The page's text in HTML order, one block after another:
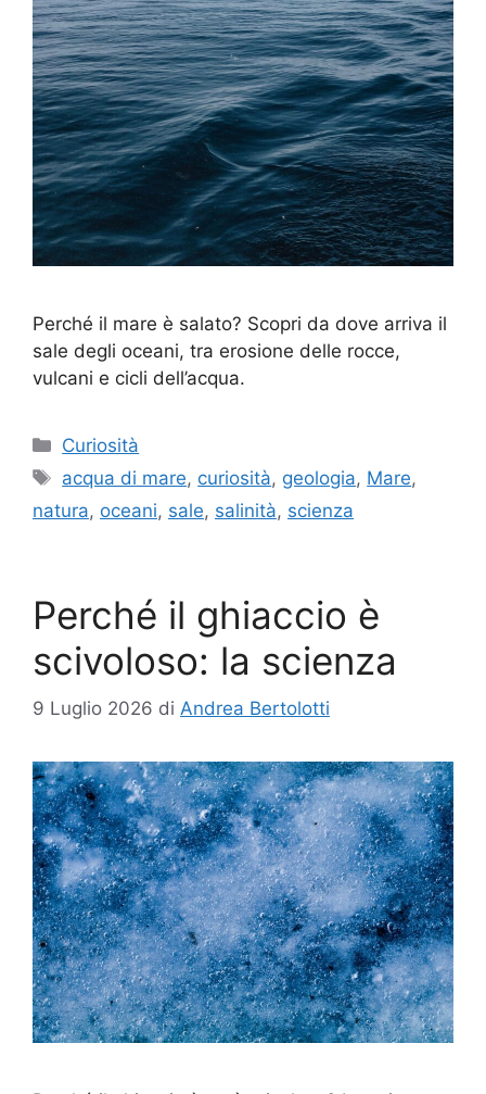
Perché il mare è salato? Scopri da dove arriva il
sale degli oceani, tra erosione delle rocce,
vulcani e cicli dell’acqua.
Categorie
Curiosità
Tag
acqua di mare, curiosità, geologia, Mare,
natura, oceani, sale, salinità, scienza
Perché il ghiaccio è
scivoloso: la scienza
9 Luglio 2026 di Andrea Bertolotti